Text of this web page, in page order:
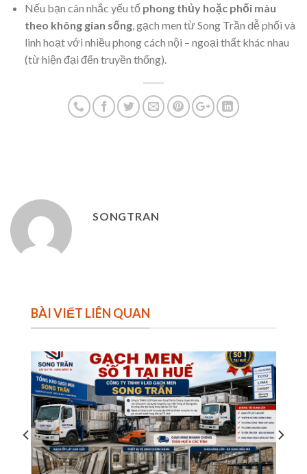
Nếu bạn cân nhắc yếu tố phong thủy hoặc phối màu
theo không gian sống, gạch men từ Song Trần dễ phối và
linh hoạt với nhiều phong cách nội – ngoại thất khác nhau
(từ hiện đại đến truyền thống).
SONGTRAN
BÀI VIẾT LIÊN QUAN